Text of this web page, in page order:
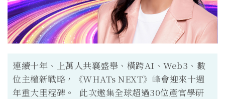
連續十年、上萬人共襄盛舉、橫跨AI、Web3、數
位主權新戰略，《WHATs NEXT》峰會迎來十週
年重大里程碑。 此次邀集全球超過30位產官學研